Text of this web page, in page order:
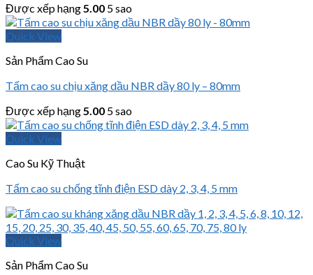
Được xếp hạng5.00 5 sao
Quick View
Sản Phẩm Cao Su
Tấm cao su chịu xăng dầu NBR dầy 80 ly – 80mm
Được xếp hạng5.00 5 sao
Quick View
Cao Su Kỹ Thuật
Tấm cao su chống tĩnh điện ESD dày 2, 3, 4, 5 mm
Quick View
Sản Phẩm Cao Su